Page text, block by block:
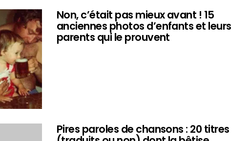
Non, c’était pas mieux avant ! 15
anciennes photos d’enfants et leurs
parents qui le prouvent
Pires paroles de chansons : 20 titres